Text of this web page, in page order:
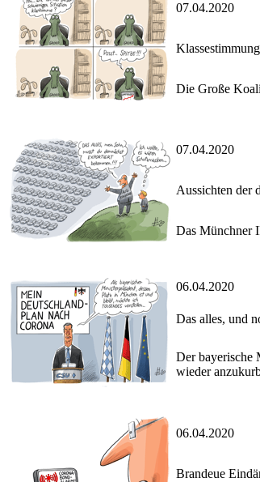
07.04.2020
Die Große
07.04.2020
Aussichten der
Das Münchner
06.04.2020
Das alles, und
Der bayerische
wieder
06.04.2020
Brandeue